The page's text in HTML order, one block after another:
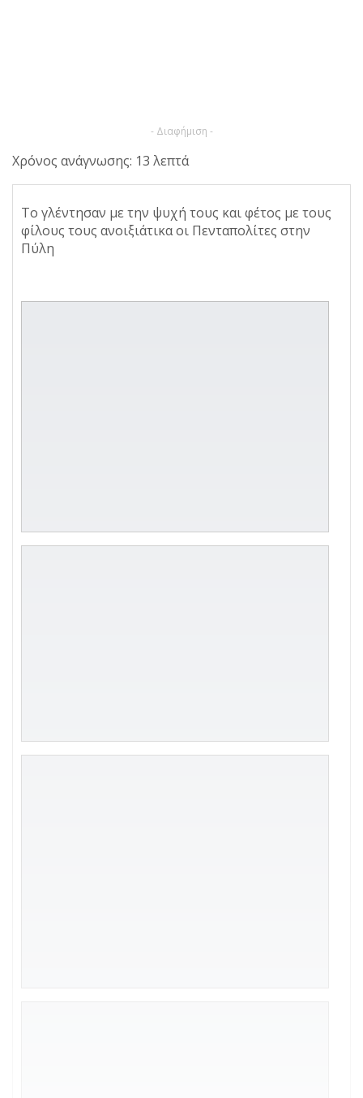
- Διαφήμιση -
Χρόνος ανάγνωσης: 13 λεπτά
Το γλέντησαν με την ψυχή τους και φέτος με τους
φίλους τους ανοιξιάτικα οι Πενταπολίτες στην
Πύλη